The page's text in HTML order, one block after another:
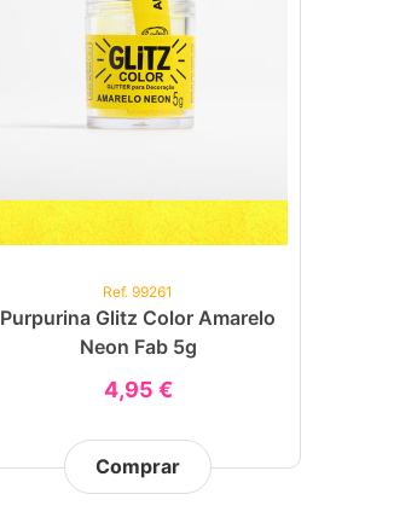
Ref. 99261
Purpurina Glitz Color Amarelo
Neon Fab 5g
4,95 €
Comprar